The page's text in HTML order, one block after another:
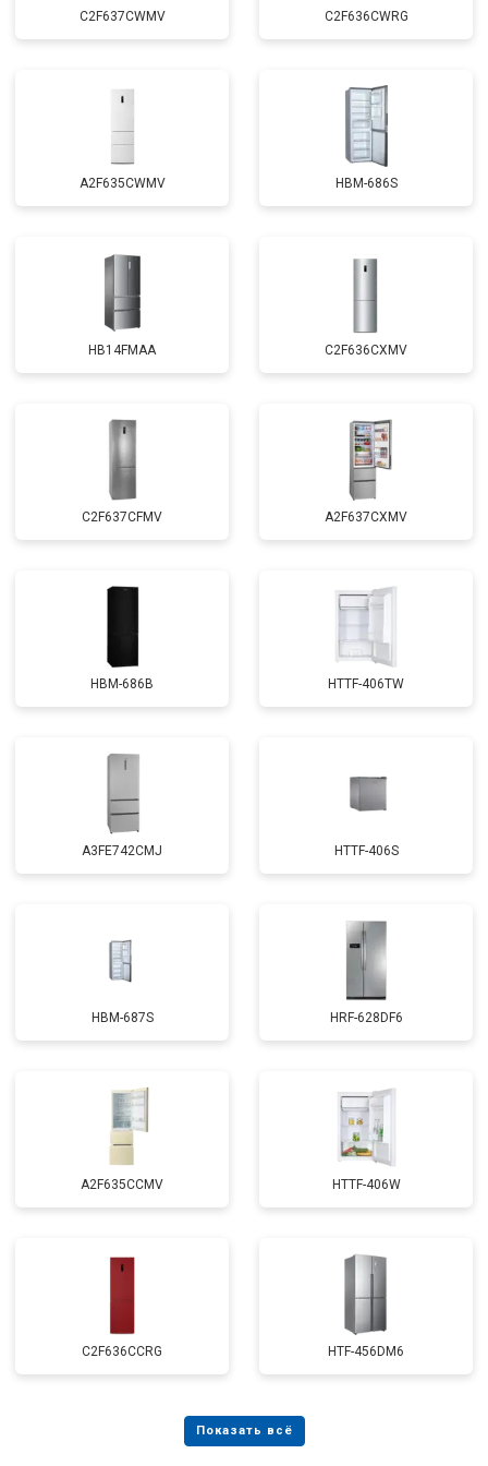
C2F637CWMV C2F636CWRG
A2F635CWMV HBM-686S
HB14FMAA C2F636CXMV
C2F637CFMV A2F637CXMV
HBM-686B HTTF-406TW
A3FE742CMJ HTTF-406S
HBM-687S HRF-628DF6
A2F635CCMV HTTF-406W
C2F636CCRG HTF-456DM6